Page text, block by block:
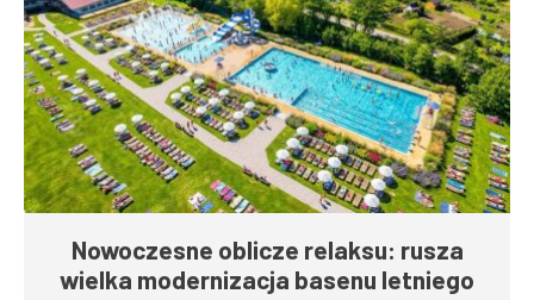
Nowoczesne oblicze relaksu: rusza
wielka modernizacja basenu letniego